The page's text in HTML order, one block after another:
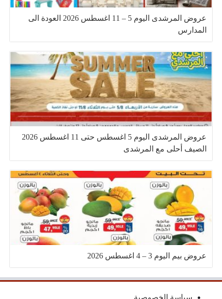
عروض المرشدى اليوم 5 – 11 اغسطس 2026 العودة الى
المدارس
عروض المرشدى اليوم 5 اغسطس حتى 11 اغسطس 2026
الصيف أحلى مع المرشدى
عروض بيم اليوم 3 – 4 اغسطس 2026
سياسة الخصوصية